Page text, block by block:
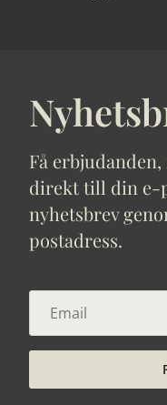
Få
direkt till din e-
nyhetsbrev
postadress.